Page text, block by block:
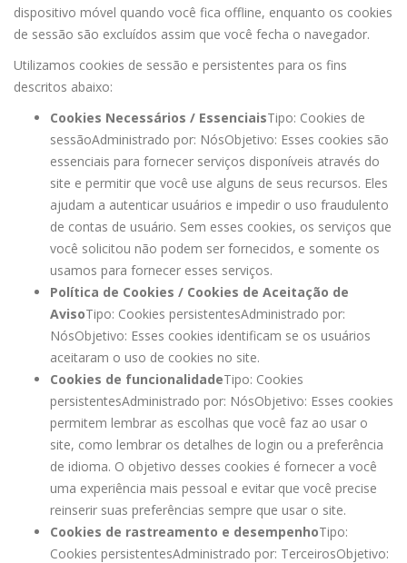
dispositivo móvel quando você fica offline, enquanto os cookies
de sessão são excluídos assim que você fecha o navegador.
Utilizamos cookies de sessão e persistentes para os fins
descritos abaixo:
Cookies Necessários / EssenciaisTipo: Cookies de
sessãoAdministrado por: NósObjetivo: Esses cookies são
essenciais para fornecer serviços disponíveis através do
site e permitir que você use alguns de seus recursos. Eles
ajudam a autenticar usuários e impedir o uso fraudulento
de contas de usuário. Sem esses cookies, os serviços que
você solicitou não podem ser fornecidos, e somente os
usamos para fornecer esses serviços.
Política de Cookies / Cookies de Aceitação de
AvisoTipo: Cookies persistentesAdministrado por:
NósObjetivo: Esses cookies identificam se os usuários
aceitaram o uso de cookies no site.
Cookies de funcionalidadeTipo: Cookies
persistentesAdministrado por: NósObjetivo: Esses cookies
permitem lembrar as escolhas que você faz ao usar o
site, como lembrar os detalhes de login ou a preferência
de idioma. O objetivo desses cookies é fornecer a você
uma experiência mais pessoal e evitar que você precise
reinserir suas preferências sempre que usar o site.
Cookies de rastreamento e desempenhoTipo:
Cookies persistentesAdministrado por: TerceirosObjetivo: